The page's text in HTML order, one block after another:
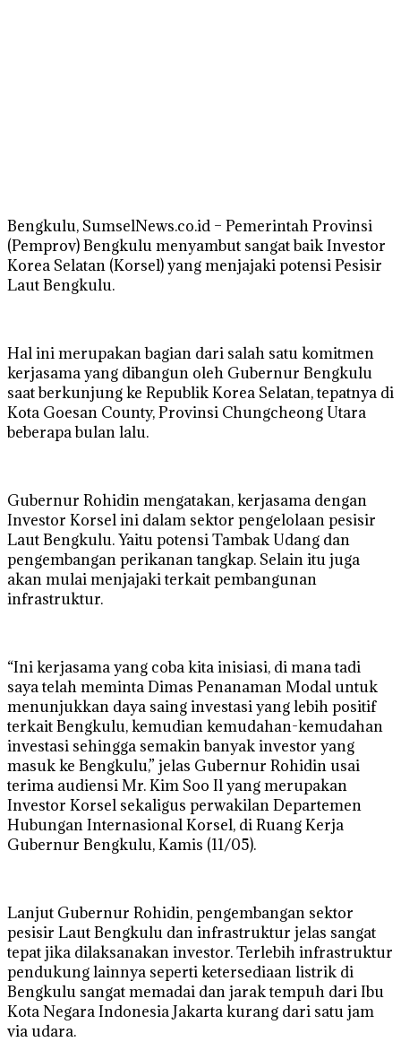
Bengkulu, SumselNews.co.id – Pemerintah Provinsi
(Pemprov) Bengkulu menyambut sangat baik Investor
Korea Selatan (Korsel) yang menjajaki potensi Pesisir
Laut Bengkulu.
Hal ini merupakan bagian dari salah satu komitmen
kerjasama yang dibangun oleh Gubernur Bengkulu
saat berkunjung ke Republik Korea Selatan, tepatnya di
Kota Goesan County, Provinsi Chungcheong Utara
beberapa bulan lalu.
Gubernur Rohidin mengatakan, kerjasama dengan
Investor Korsel ini dalam sektor pengelolaan pesisir
Laut Bengkulu. Yaitu potensi Tambak Udang dan
pengembangan perikanan tangkap. Selain itu juga
akan mulai menjajaki terkait pembangunan
infrastruktur.
“Ini kerjasama yang coba kita inisiasi, di mana tadi
saya telah meminta Dimas Penanaman Modal untuk
menunjukkan daya saing investasi yang lebih positif
terkait Bengkulu, kemudian kemudahan-kemudahan
investasi sehingga semakin banyak investor yang
masuk ke Bengkulu,” jelas Gubernur Rohidin usai
terima audiensi Mr. Kim Soo Il yang merupakan
Investor Korsel sekaligus perwakilan Departemen
Hubungan Internasional Korsel, di Ruang Kerja
Gubernur Bengkulu, Kamis (11/05).
Lanjut Gubernur Rohidin, pengembangan sektor
pesisir Laut Bengkulu dan infrastruktur jelas sangat
tepat jika dilaksanakan investor. Terlebih infrastruktur
pendukung lainnya seperti ketersediaan listrik di
Bengkulu sangat memadai dan jarak tempuh dari Ibu
Kota Negara Indonesia Jakarta kurang dari satu jam
via udara.